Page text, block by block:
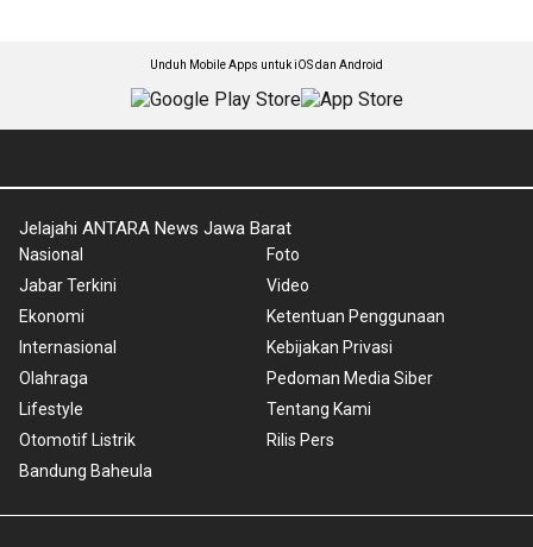
Unduh Mobile Apps untuk iOS dan Android
Jelajahi ANTARA News Jawa Barat
Nasional
Jabar Terkini
Ekonomi
Internasional
Olahraga
Lifestyle
Otomotif Listrik
Bandung Baheula
Foto
Video
Ketentuan Penggunaan
Kebijakan Privasi
Pedoman Media Siber
Tentang Kami
Rilis Pers